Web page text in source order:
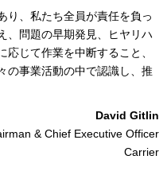
り、私たち全員が責任を負っ
、問題の早期発見、ヒヤリハ
じて作業を中断すること、
の事業活動の中で認識し、推
David Gitlin
& Chief Executive Officer
Carrier